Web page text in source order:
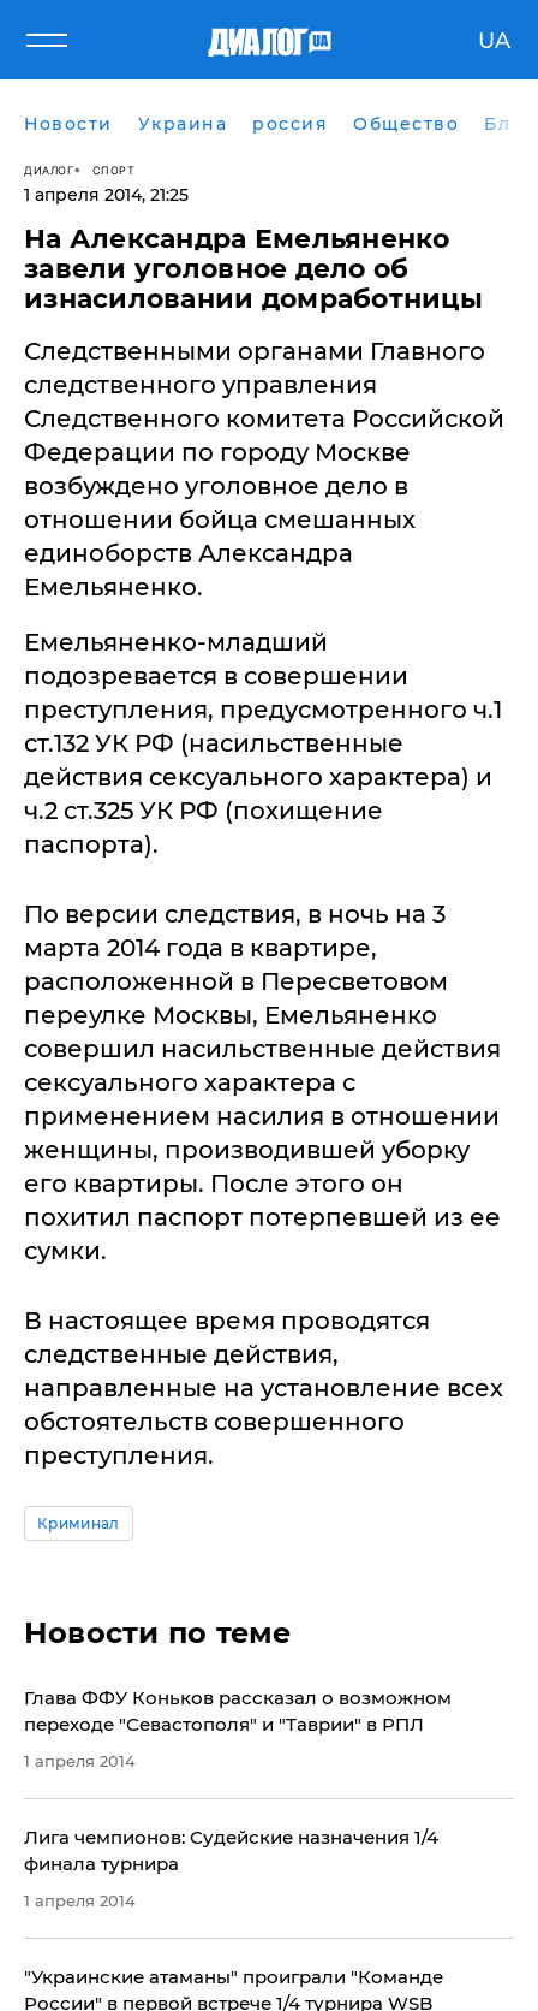
UA
Новости Украина россия Общество
ДИАЛОГ СПОРТ
1 апреля 2014, 21:25
На Александра Емельяненко
завели уголовное дело об
изнасиловании домработницы
Следственными органами Главного
следственного управления
Следственного комитета Российской
Федерации по городу Москве
возбуждено уголовное дело в
отношении бойца смешанных
единоборств Александра
Емельяненко.
Емельяненко-младший
подозревается в совершении
преступления, предусмотренного ч.1
ст.132 УК РФ (насильственные
действия сексуального характера) и
ч.2 ст.325 УК РФ (похищение
паспорта).
По версии следствия, в ночь на 3
марта 2014 года в квартире,
расположенной в Пересветовом
переулке Москвы, Емельяненко
совершил насильственные действия
сексуального характера с
применением насилия в отношении
женщины, производившей уборку
его квартиры. После этого он
похитил паспорт потерпевшей из ее
сумки.
В настоящее время проводятся
следственные действия,
направленные на установление всех
обстоятельств совершенного
преступления.
Криминал
Новости по теме
Глава ФФУ Коньков рассказал о возможном
переходе "Севастополя" и "Таврии" в РПЛ
1 апреля 2014
Лига чемпионов: Судейские назначения 1/4
финала турнира
1 апреля 2014
"Украинские атаманы" проиграли "Команде
России" в первой встрече 1/4 турнира WSB